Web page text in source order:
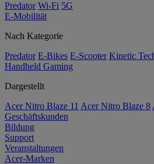
Predator Wi-Fi 5G
E-Mobilität
Nach Kategorie
Predator E-Bikes E-Scooter Kinetic
Handheld Gaming
Dargestellt
Acer Nitro Blaze 11 Acer Nitro Blaze 8
Geschäftskunden
Bildung
Support
Veranstaltungen
Acer-Marken